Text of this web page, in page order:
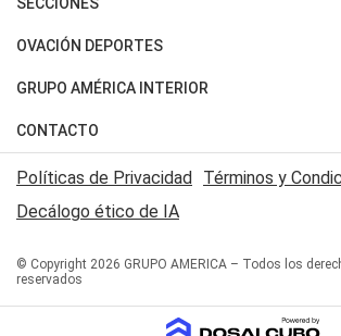
Política
Judiciales
Economia
Horóscopo
Motores
Trucos caseros
Series y Películas
Edictos y Solicitadas
OVACIÓN DEPORTES
Fútbol
Mundial
Automovilismo
Rugby
Básquet
GRUPO AMÉRICA INTERIOR
Canal 7 en Vivo
San Juan 8
CONTACTO
Acerca de Nosotros
Contactanos
Políticas de Privacidad Términos y
Decálogo ético de IA
© Copyright 2026 GRUPO AMERICA – Todos los
reservados